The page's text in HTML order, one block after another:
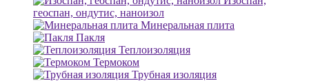
геоспан, ондутис, наноизол
Минеральная плита
Пакля
Теплоизоляция
Термоком
Трубная изоляция